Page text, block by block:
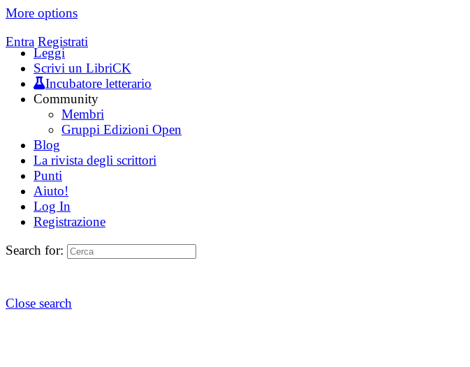
More options
Entra Registrati
Leggi
Scrivi un LibriCK
Incubatore letterario
Community
Membri
Gruppi Edizioni Open
Blog
La rivista degli scrittori
Punti
Aiuto!
Log In
Registrazione
Search for:
Close search